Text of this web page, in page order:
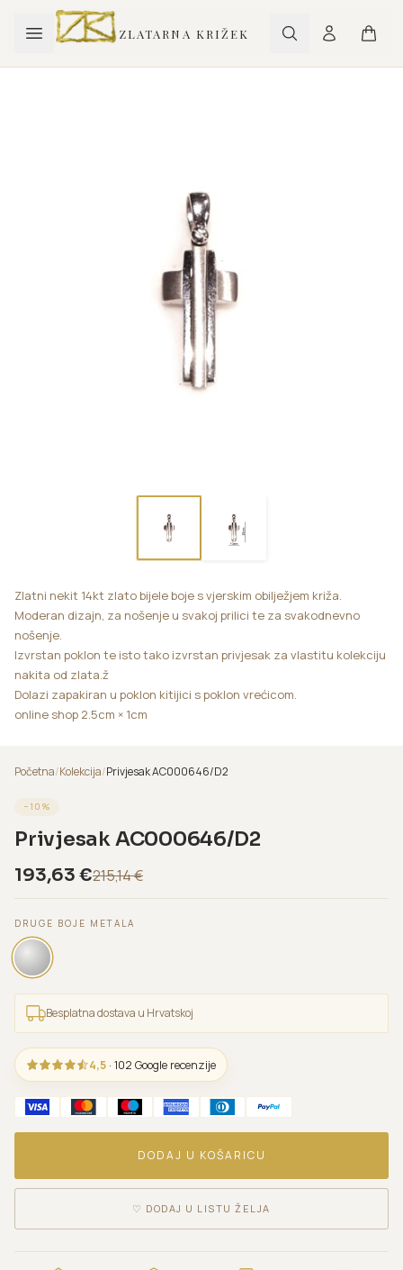
ZLATARNA KRIŽEK
Zlatni nekit 14kt zlato bijele boje s vjerskim obilježjem križa.
Moderan dizajn, za nošenje u svakoj prilici te za svakodnevno
nošenje.
Izvrstan poklon te isto tako izvrstan privjesak za vlastitu kolekciju
nakita od zlata.ž
Dolazi zapakiran u poklon kitijici s poklon vrećicom.
online shop 2.5cm × 1cm
Početna/Kolekcija/Privjesak AC000646/D2
− 10 %
Privjesak AC000646/D2
193,63 €215,14€
DRUGE BOJE METALA
Besplatna dostava u Hrvatskoj
4,5 · 102 Google recenzije
DODAJ U KOŠARICU
♡ DODAJ U LISTU ŽELJA